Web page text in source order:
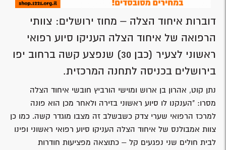
דוברות איחוד הצלה – מחוז ירושלים: צוותי
הרפואה של איחוד הצלה העניקו סיוע רפואי
ראשוני לצעיר (כבן 30) שנפצע קשה ברחוב יפו
בירושלים בכניסה לתחנה המרכזית.
נתן קוט, אהרון בן ארוש ומוישי הורביץ חובשי איחוד הצלה
מסרו: "הענקנו לו סיוע ראשוני בזירה ולאחר מכן הוא פונה
למרכז הרפואי שערי צדק כשבשלב זה מצבו מוגדר קשה. כמו כן
צוות אמבולנס של איחוד הצלה העניקו סיוע רפואי ראשוני ופינו
לבית חולים שני נפגעים קל – כתוצאה מפציעות חודרות